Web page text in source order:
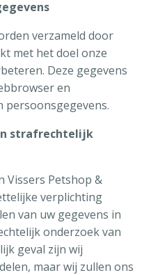
verzameld door
met het doel onze
Deze gegevens
en
persoonsgegevens.
strafrechtelijk
Vissers Petshop &
verplichting
van uw gegevens in
onderzoek van
geval zijn wij
maar wij zullen ons